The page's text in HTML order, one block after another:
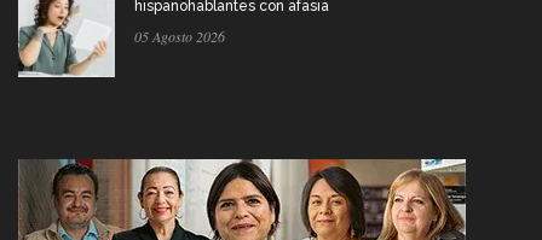
hispanohablantes con afasia
05 Agosto 2026